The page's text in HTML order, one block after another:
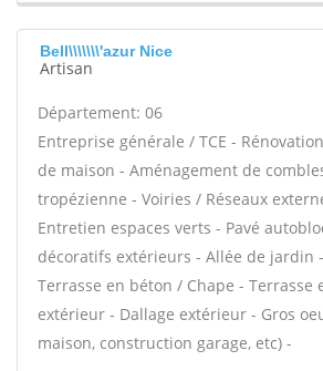
Bell\\\\\\\'azur Nice
Artisan
Département: 06
Entreprise générale / TCE -
de maison - Aménagement de
tropézienne - Voiries / Réseaux
Entretien espaces verts - Pavé
décoratifs extérieurs - Allée de jardin
Terrasse en béton / Chape - Terrasse
extérieur - Dallage extérieur - Gros
maison, construction garage, etc) -